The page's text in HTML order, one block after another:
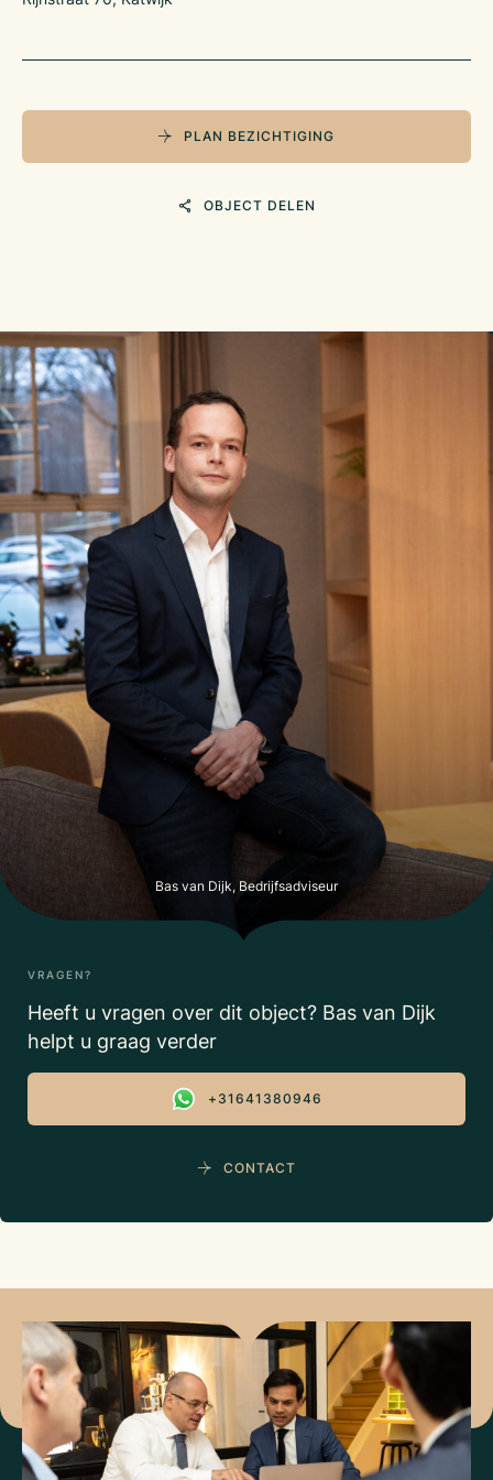
PLAN BEZICHTIGING
OBJECT DELEN
Bas van Dijk, Bedrijfsadviseur
VRAGEN?
Heeft u vragen over dit object? Bas van Dijk
helpt u graag verder
+31641380946
CONTACT